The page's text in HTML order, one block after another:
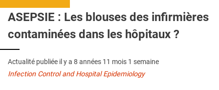
CONTACT
ASEPSIE : Les blouses des infirmières
contaminées dans les hôpitaux ?
Actualité publiée il y a 8 années 11 mois 1 semaine
Infection Control and Hospital Epidemiology